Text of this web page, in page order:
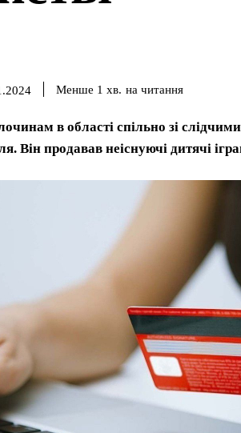
Менше 1 хв. на читання
в області спільно зі
Він продавав неіснуючі дитячі